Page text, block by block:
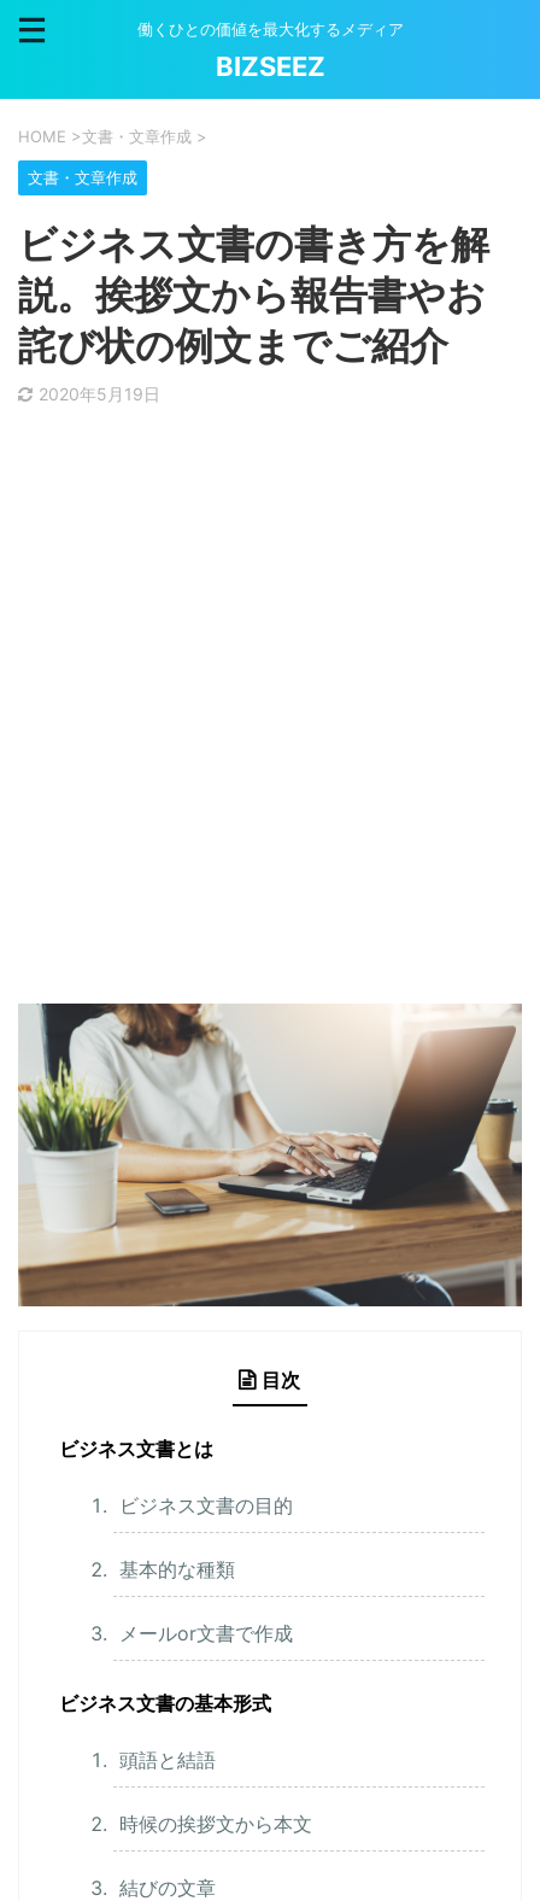
働くひとの価値を最大化するメディア
BIZSEEZ
HOME >文書・文章作成 >
文書・文章作成
ビジネス文書の書き方を解
説。挨拶文から報告書やお
詫び状の例文までご紹介
2020年5月19日
目次
ビジネス文書とは
ビジネス文書の目的
基本的な種類
メールor文書で作成
ビジネス文書の基本形式
頭語と結語
時候の挨拶文から本文
結びの文章